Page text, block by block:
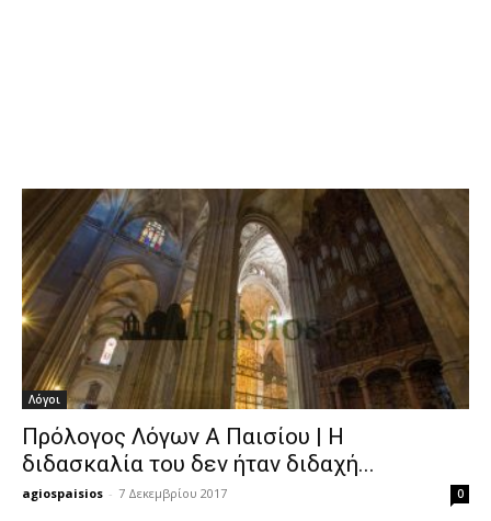
Λόγοι
Πρόλογος Λόγων Α Παισίου | Η
διδασκαλία του δεν ήταν διδαχή...
agiospaisios - 7 Δεκεμβρίου 2017 0